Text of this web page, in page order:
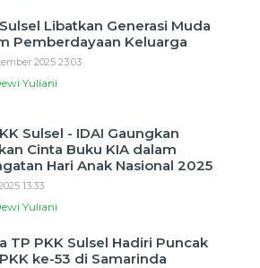
Libatkan Generasi Muda
Pemberdayaan Keluarga
2025 23:03
Yuliani
Sulsel - IDAI Gaungkan
Cinta Buku KIA dalam
Hari Anak Nasional 2025
13:33
Yuliani
TP PKK Sulsel Hadiri Puncak
ke-53 di Samarinda